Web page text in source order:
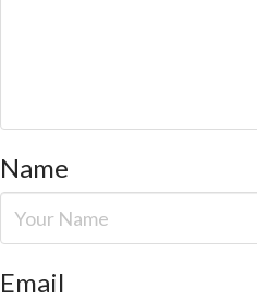
Name
Email